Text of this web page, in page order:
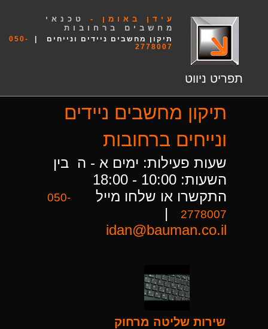
עידן באומן -
טכנאי
מחשבים ברחובות
תיקון מחשבים ניידים ונייחים |
050-
2778007
תפריט ניווט
תיקון מחשבים ניידים
ונייחים ברחובות
שעות פעילות: ימים א - ה בין
השעות: 10:00 - 18:00
התקשרו או שלחו מייל
050-
2778007
|
idan@bauman.co.il
שירות שליטה מרחוק